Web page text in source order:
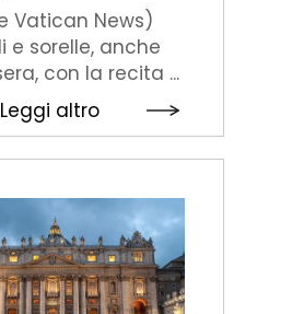
Vatican News)
e sorelle, anche
con la recita ...
Leggi altro